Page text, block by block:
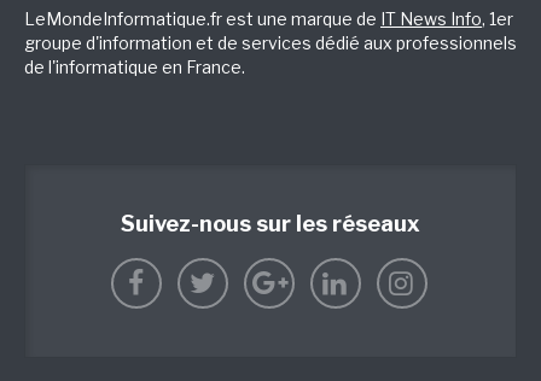
LeMondeInformatique.fr est une marque de IT News Info, 1er
groupe d'information et de services dédié aux professionnels
de l'informatique en France.
Suivez-nous sur les réseaux